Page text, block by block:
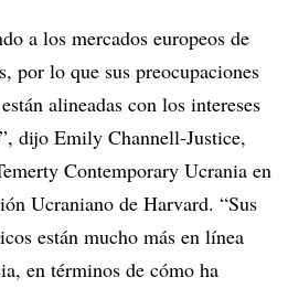
a los mercados europeos de
por lo que sus preocupaciones
alineadas con los intereses
dijo Emily Channell-Justice,
Contemporary Ucrania en
Ucraniano de Harvard. “Sus
están mucho más en línea
en términos de cómo ha